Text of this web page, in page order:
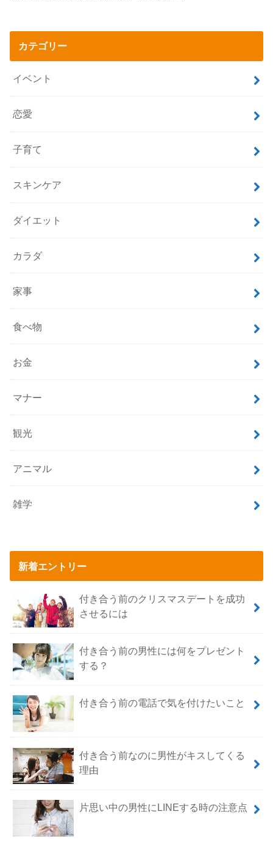
カテゴリー
イベント
恋愛
子育て
スキンケア
ダイエット
カラダ
家事
食べ物
お金
マナー
観光
アニマル
雑学
新着エントリー
付き合う前のクリスマスデートを成功
させるには
付き合う前の男性には何をプレゼント
する？
付き合う前の電話で気を付けたいこと
付き合う前なのに男性がキスしてくる
理由
片思い中の男性にLINEする時の注意点